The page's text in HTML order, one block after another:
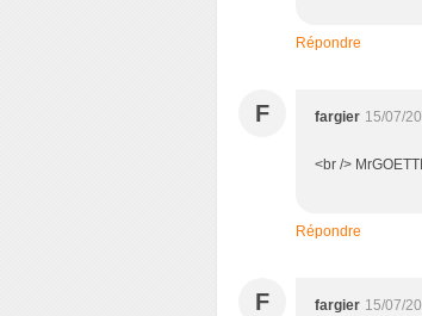
Répondre
F fargier 15/07/
<br />
Répondre
F fargier 15/07/